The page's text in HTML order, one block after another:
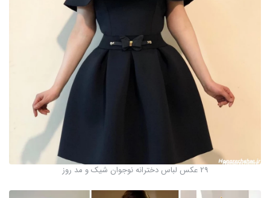
29 عکس لباس دخترانه نوجوان شیک و مد روز